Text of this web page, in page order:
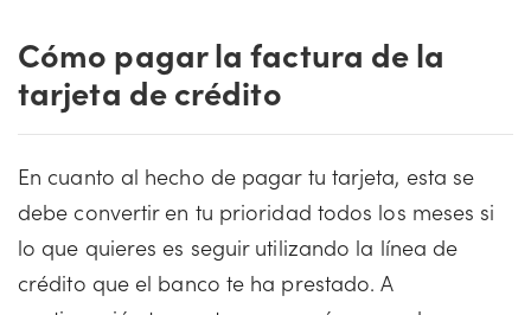
Cómo pagar la factura de la
tarjeta de crédito
En cuanto al hecho de pagar tu tarjeta, esta se
debe convertir en tu prioridad todos los meses si
lo que quieres es seguir utilizando la línea de
crédito que el banco te ha prestado. A